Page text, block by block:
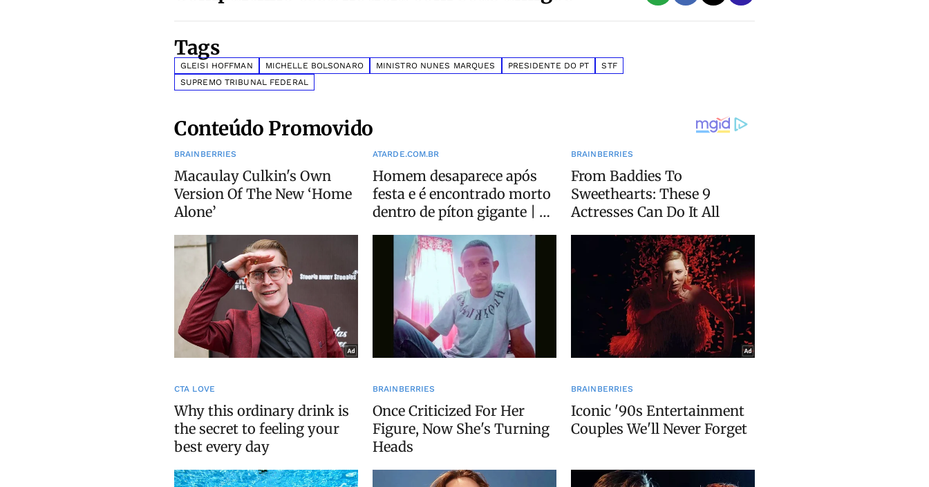
Tags
GLEISI HOFFMAN MICHELLE BOLSONARO MINISTRO NUNES MARQUES PRESIDENTE DO PT
STF
SUPREMO TRIBUNAL FEDERAL